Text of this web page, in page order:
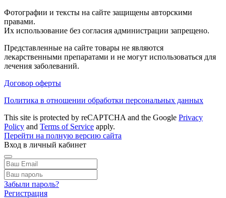
Фотографии и тексты на сайте защищены авторскими
правами.
Их использование без согласия администрации запрещено.
Представленные на сайте товары не являются
лекарственными препаратами и не могут использоваться для
лечения заболеваний.
Договор оферты
Политика в отношении обработки персональных данных
This site is protected by reCAPTCHA and the Google Privacy
Policy and Terms of Service apply.
Перейти на полную версию сайта
Вход в личный кабинет
Забыли пароль?
Регистрация